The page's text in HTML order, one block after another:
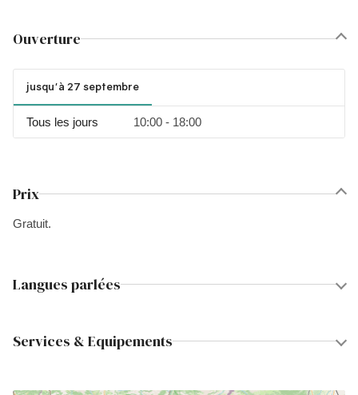
Ouverture
jusqu'à 27 septembre
Tous les jours 10:00 - 18:00
Prix
Gratuit.
Langues parlées
Services & Equipements